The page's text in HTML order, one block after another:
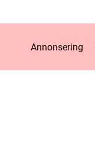
Annonsering